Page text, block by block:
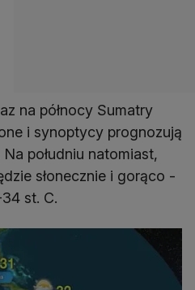
na północy Sumatry
i synoptycy prognozują
południu natomiast,
słonecznie i gorąco -
st. C.